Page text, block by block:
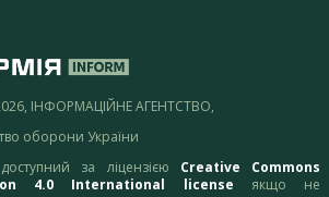
ІНФОРМАЦІЙНЕ АГЕНТСТВО,
оборони України
за ліцензією Creative Commons
4.0 International license якщо не